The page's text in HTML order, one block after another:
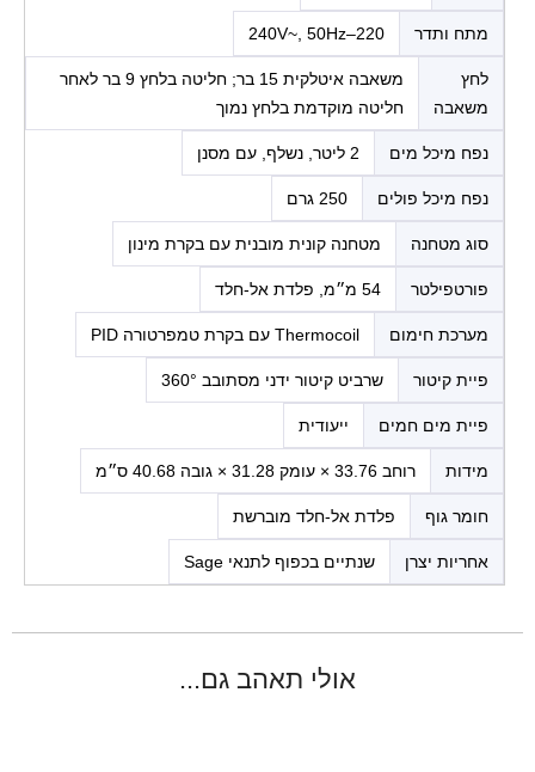
מתח ותדר 220–240V~, 50Hz
לחץ
משאבה
משאבה איטלקית 15 בר; חליטה בלחץ 9 בר לאחר
חליטה מוקדמת בלחץ נמוך
נפח מיכל מים 2 ליטר, נשלף, עם מסנן
נפח מיכל פולים 250 גרם
סוג מטחנה מטחנה קונית מובנית עם בקרת מינון
פורטפילטר 54 מ״מ, פלדת אל-חלד
מערכת חימום Thermocoil עם בקרת טמפרטורה PID
פיית קיטור שרביט קיטור ידני מסתובב 360°
פיית מים חמים ייעודית
מידות רוחב 33.76 × עומק 31.28 × גובה 40.68 ס״מ
חומר גוף פלדת אל-חלד מוברשת
אחריות יצרן שנתיים בכפוף לתנאי Sage
אולי תאהב גם...